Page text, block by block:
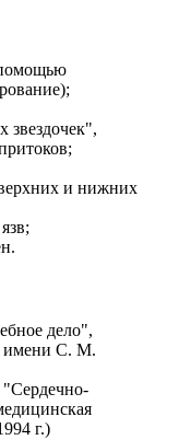
звездочек",
и нижних
дело",
имени С. М.
"Сердечно-
г.)